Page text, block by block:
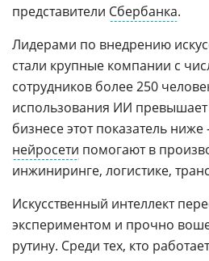
представители Сбербанка.
Лидерами по внедрению
стали крупные компании с
сотрудников более 250
использования ИИ
бизнесе этот показатель
нейросети помогают в
инжиниринге, логистике,
Искусственный интеллект
экспериментом и прочно
рутину. Среди тех, кто